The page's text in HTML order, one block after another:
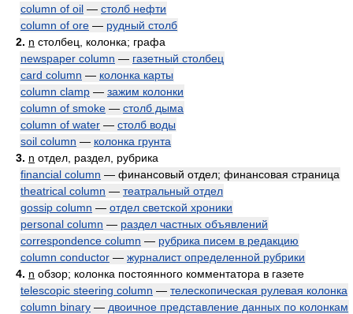
column of oil — столб нефти
column of ore — рудный столб
2. n столбец, колонка; графа
newspaper column — газетный столбец
card column — колонка карты
column clamp — зажим колонки
column of smoke — столб дыма
column of water — столб воды
soil column — колонка грунта
3. n отдел, раздел, рубрика
financial column — финансовый отдел; финансовая страница
theatrical column — театральный отдел
gossip column — отдел светской хроники
personal column — раздел частных объявлений
correspondence column — рубрика писем в редакцию
column conductor — журналист определенной рубрики
4. n обзор; колонка постоянного комментатора в газете
telescopic steering column — телескопическая рулевая колонка
column binary — двоичное представление данных по колонкам